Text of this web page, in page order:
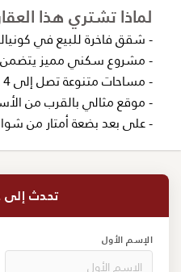
لماذا تشتري هذا
- شقق فاخرة للبيع في
- مشروع سكني مميز يتضمن
- مساحات متنوعة تصل إلى 4 غرف نوم
- موقع مثالي بالقرب من
- على بعد بضعة أمتار من
تحدث إلى
الإسم الأول